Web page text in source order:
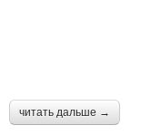
Популярные цветы
читать дальше →